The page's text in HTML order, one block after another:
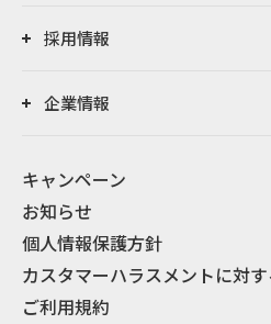
採用情報
企業情報
キャンペーン
お知らせ
個人情報保護方針
カスタマーハラスメントに対
ご利用規約